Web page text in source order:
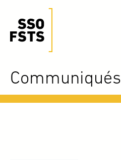
Communiqués